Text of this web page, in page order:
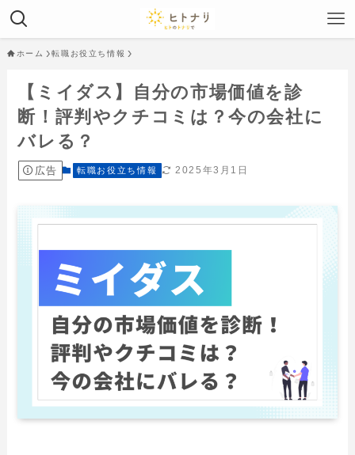
ホーム 転職お役立ち情報
【ミイダス】自分の市場価値を診
断！評判やクチコミは？今の会社に
バレる？
広告 転職お役立ち情報 2025年3月1日